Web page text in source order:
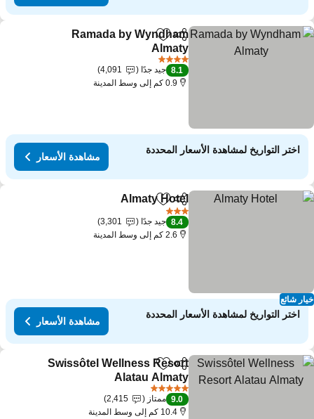
مشاركةAdd to favorites
Ramada by Wyndham
Almaty
8.1 جيد جدًا
4,091
0.9 كم إلى وسط المدينة
اختر التواريخ لمشاهدة الأسعار المحددة
مشاهدة الأسعار
شائع
مشاركةAdd to favorites
Almaty Hotel
8.4 جيد جدًا
3,301
2.6 كم إلى وسط المدينة
اختر التواريخ لمشاهدة الأسعار المحددة
مشاهدة الأسعار
مشاركةAdd to favorites
Swissôtel Wellness Resort
Alatau Almaty
9.0 ممتاز
2,415
10.4 كم إلى وسط المدينة